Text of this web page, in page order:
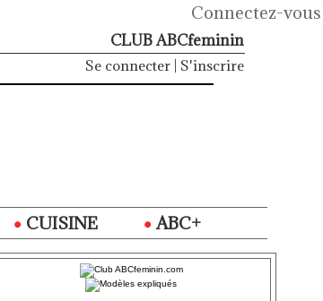
Connectez-vous
CLUB ABCfeminin
Se connecter S'inscrire
CUISINE
ABC+